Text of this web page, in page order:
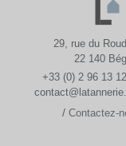
29, rue du
22 140
+33 (0) 2 96 13
/Contactez-